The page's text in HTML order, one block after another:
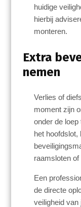
huidige
hierbij
monteren.
Extra
nemen
Verlies of
moment zijn
onder de
het hoofdslot,
raamsloten
Een
de directe
veiligheid